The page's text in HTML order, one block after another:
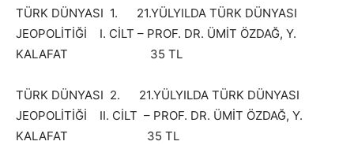
TÜRK DÜNYASI 1. 21.YÜLYILDA TÜRK DÜNYASI
JEOPOLİTİĞİ I. CİLT – PROF. DR. ÜMİT ÖZDAĞ, Y.
KALAFAT 35 TL
TÜRK DÜNYASI 2. 21.YÜLYILDA TÜRK DÜNYASI
JEOPOLİTİĞİ II. CİLT – PROF. DR. ÜMİT ÖZDAĞ, Y.
KALAFAT 35 TL